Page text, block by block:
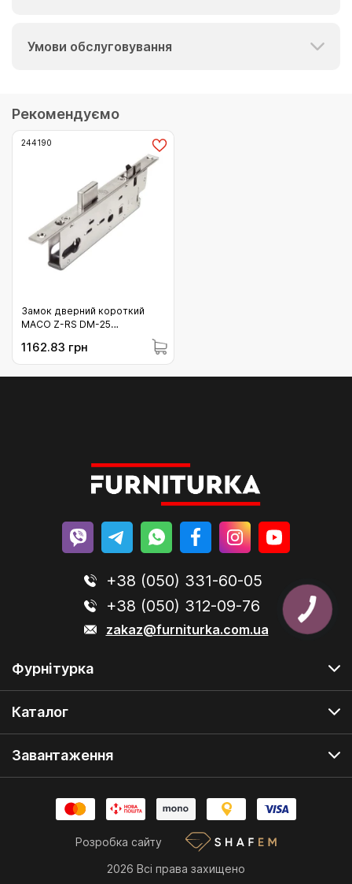
Умови обслуговування
Рекомендуємо
244190
Замок дверний короткий
MACO Z-RS DM-25
(244190)
1162.83 грн
+38 (050) 331-60-05
+38 (050) 312-09-76
zakaz@furniturka.com.ua
Фурнітурка
Каталог
Завантаження
2026 Всі права захищено
Розробка сайту